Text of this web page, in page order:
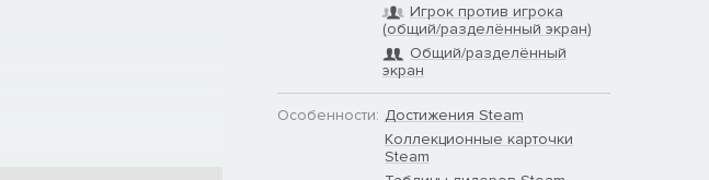
Игрок против игрока
(общий/разделённый экран)
Общий/разделённый
экран
Особенности: Достижения Steam
Коллекционные карточки
Steam